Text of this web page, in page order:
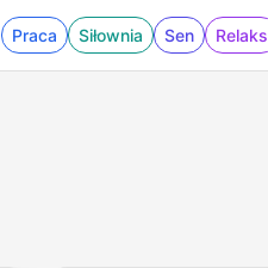
Praca Siłownia Sen Relaks